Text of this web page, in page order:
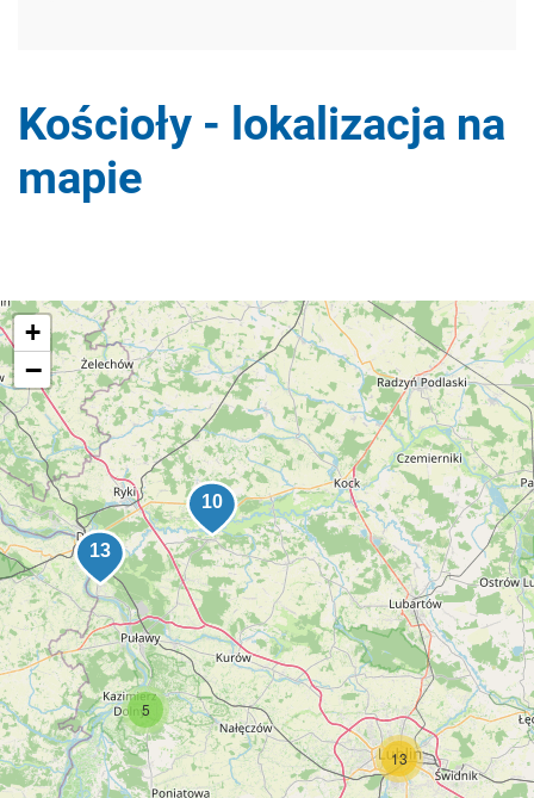
Kościoły - lokalizacja na
mapie
5
13
+
−